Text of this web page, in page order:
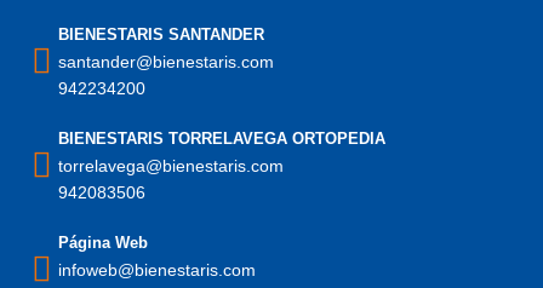
BIENESTARIS SANTANDER
santander@bienestaris.com
942234200
BIENESTARIS TORRELAVEGA ORTOPEDIA
torrelavega@bienestaris.com
942083506
Página Web
infoweb@bienestaris.com